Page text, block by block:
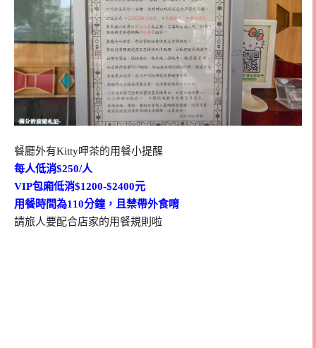
餐廳外有Kitty呷茶的用餐小提醒
每人低消$250/人
VIP包廂低消$1200-$2400元
用餐時間為110分鐘，且禁帶外食唷
請旅人要配合店家的用餐規則啦